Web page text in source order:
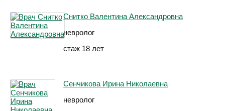
Снитко Валентина Александровна
невролог
стаж 18 лет
Сенчикова Ирина Николаевна
невролог